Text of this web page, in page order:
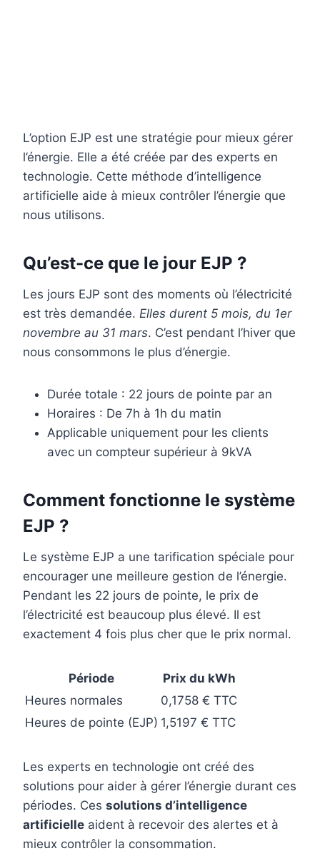
L’option EJP est une stratégie pour mieux gérer
l’énergie. Elle a été créée par des experts en
technologie. Cette méthode d’intelligence
artificielle aide à mieux contrôler l’énergie que
nous utilisons.
Qu’est-ce que le jour EJP ?
Les jours EJP sont des moments où l’électricité
est très demandée. Elles durent 5 mois, du 1er
novembre au 31 mars. C’est pendant l’hiver que
nous consommons le plus d’énergie.
Durée totale : 22 jours de pointe par an
Horaires : De 7h à 1h du matin
Applicable uniquement pour les clients
avec un compteur supérieur à 9kVA
Comment fonctionne le système
EJP ?
Le système EJP a une tarification spéciale pour
encourager une meilleure gestion de l’énergie.
Pendant les 22 jours de pointe, le prix de
l’électricité est beaucoup plus élevé. Il est
exactement 4 fois plus cher que le prix normal.
Période
Prix du kWh
Heures normales
0,1758 € TTC
Heures de pointe (EJP) 1,5197 € TTC
Les experts en technologie ont créé des
solutions pour aider à gérer l’énergie durant ces
périodes. Ces solutions d’intelligence
artificielle aident à recevoir des alertes et à
mieux contrôler la consommation.